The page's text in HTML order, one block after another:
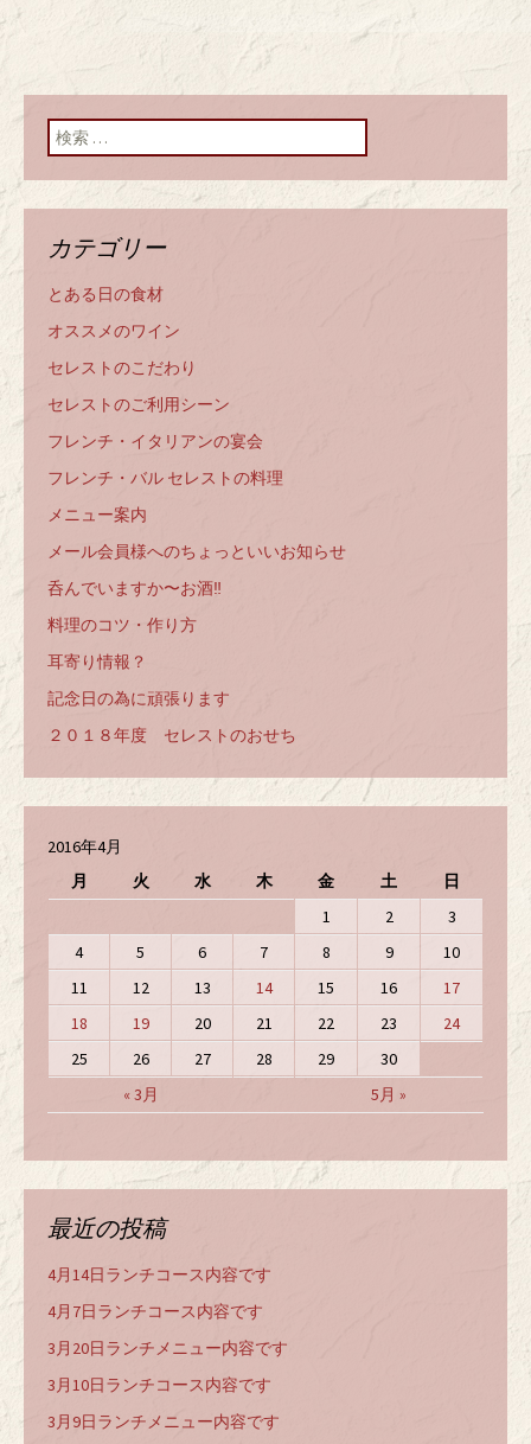
検索:
カテゴリー
とある日の食材
オススメのワイン
セレストのこだわり
セレストのご利用シーン
フレンチ・イタリアンの宴会
フレンチ・バル セレストの料理
メニュー案内
メール会員様へのちょっといいお知らせ
呑んでいますか〜お酒‼️
料理のコツ・作り方
耳寄り情報？
記念日の為に頑張ります
２０１８年度 セレストのおせち
2016年4月
月
火 水 木 金 土 日
« 3月 5月 »
1 2
3
4
5 6 7 8 9
10
11
12 13 14 15 16
17
18
19 20 21 22 23
24
25
26 27 28 29 30
最近の投稿
4月14日ランチコース内容です
4月7日ランチコース内容です
3月20日ランチメニュー内容です
3月10日ランチコース内容です
3月9日ランチメニュー内容です